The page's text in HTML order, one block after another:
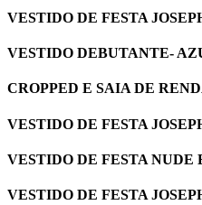
VESTIDO DE FESTA
VESTIDO DEBUTANTE-
CROPPED E SAIA DE
VESTIDO DE FESTA
VESTIDO DE FESTA NUDE
VESTIDO DE FESTA